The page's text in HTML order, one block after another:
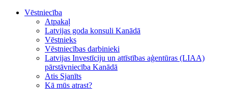
Vēstniecība
Atpakaļ
Latvijas goda konsuli Kanādā
Vēstnieks
Vēstniecības darbinieki
Latvijas Investīciju un attīstības aģentūras (LIAA)
pārstāvniecība Kanādā
Atis Sjanīts
Kā mūs atrast?